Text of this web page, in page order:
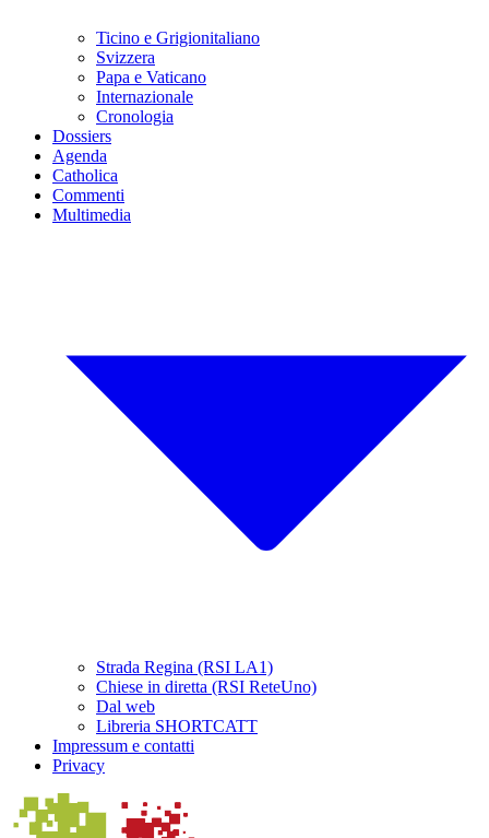
Ticino e Grigionitaliano
Svizzera
Papa e Vaticano
Internazionale
Cronologia
Dossiers
Agenda
Catholica
Commenti
Multimedia
Strada Regina (RSI LA1)
Chiese in diretta (RSI ReteUno)
Dal web
Libreria SHORTCATT
Impressum e contatti
Privacy